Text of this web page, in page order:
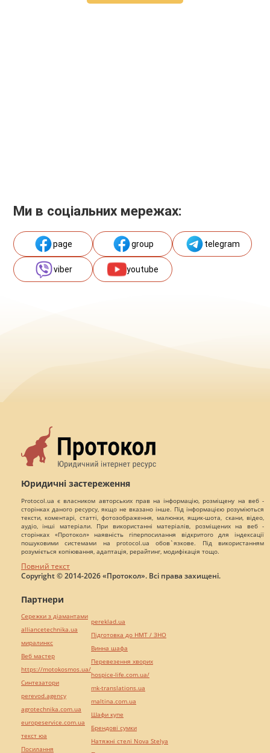
Ми в соціальних мережах:
page group telegram
viber youtube
Юридичні застереження
Protocol.ua є власником авторських прав на інформацію, розміщену на веб -
сторінках даного ресурсу, якщо не вказано інше. Під інформацією розуміються
тексти, коментарі, статті, фотозображення, малюнки, ящик-шота, скани, відео,
аудіо, інші матеріали. При використанні матеріалів, розміщених на веб -
сторінках «Протокол» наявність гіперпосилання відкритого для індексації
пошуковими системами на protocol.ua обов`язкове. Під використанням
розуміється копіювання, адаптація, рерайтинг, модифікація тощо.
Повний текст
Copyright © 2014-2026 «Протокол». Всі права захищені.
Партнери
Сережки з діамантами
alliancetechnika.ua
миралинкс
Веб мастер
https://motokosmos.ua/
Синтезатори
perevod.agency
agrotechnika.com.ua
europeservice.com.ua
текст юа
Посилання
pereklad.ua
Підготовка до НМТ / ЗНО
Винна шафа
Перевезення хворих
hospice-life.com.ua/
mk-translations.ua
maltina.com.ua
Шафи купе
Брендові сумки
Натяжні стелі Nova Stelya